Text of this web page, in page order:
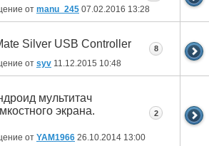
от manu_245 07.02.2016 13:28
Silver USB Controller
от syv 11.12.2015 10:48
8
мультитач
экрана.
от YAM1966 26.10.2014 13:00
2